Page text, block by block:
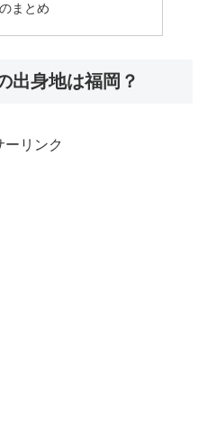
まとめ
出身地は福岡？
ーリンク